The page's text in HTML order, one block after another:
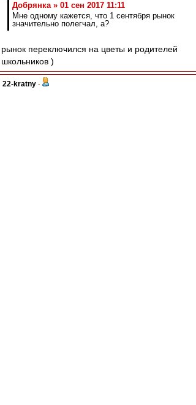
Добрянка » 01 сен 2017 11:11
Мне одному кажется, что 1 сентября рынок
значительно полегчал, а?
рынок переключился на цветы и родителей
школьников )
22-kratny -